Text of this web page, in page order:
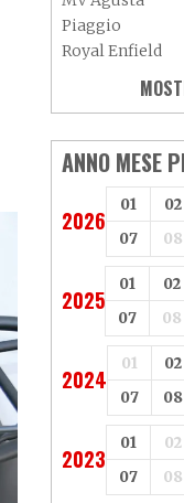
Piaggio
Royal Enfield
Aeon
Axy
ANNO MESE
2026
01 02
07
08
2025
01 02
07
08
2024
01 02
07
08
2023
01 02
07
08